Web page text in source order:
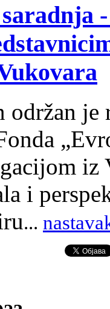
je
iz
i
...